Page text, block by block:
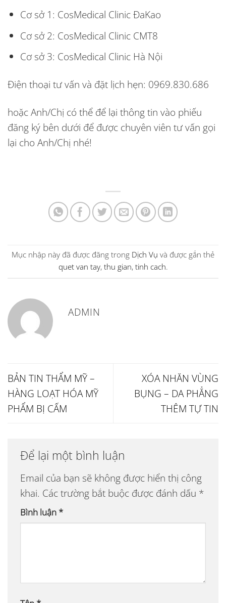
Cơ sở 1: CosMedical Clinic ĐaKao
Cơ sở 2: CosMedical Clinic CMT8
Cơ sở 3: CosMedical Clinic Hà Nội
Điện thoại tư vấn và đặt lịch hẹn: 0969.830.686
hoặcAnh/Chị có thể để lại thông tin vào phiếu
đăng ký bên dưới để được chuyên viên tư vấn gọi
lại cho Anh/Chị nhé!
Mục nhập này đã được đăng trong Dịch Vụ và được gắn thẻ
quet van tay,thu gian,tinh cach.
ADMIN
BẢN TIN THẨM MỸ –
HÀNG LOẠT HÓA MỸ
PHẨM BỊ CẤM
XÓA NHĂN VÙNG
BỤNG – DA PHẲNG
THÊM TỰ TIN
Để lại một bình luận
Email của bạn sẽ không được hiển thị công
khai. Các trường bắt buộc được đánh dấu *
Bình luận *